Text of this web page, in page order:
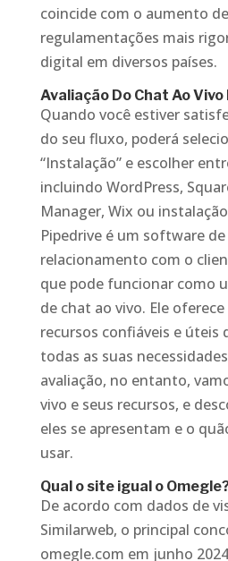
coincide com o aumento
regulamentações mais
digital em diversos países.
Avaliação Do Chat Ao
Quando você estiver
do seu fluxo, poderá
“Instalação” e escolher
incluindo WordPress,
Manager, Wix ou
Pipedrive é um software
relacionamento com o
que pode funcionar como
de chat ao vivo. Ele
recursos confiáveis e úteis
todas as suas
avaliação, no entanto,
vivo e seus recursos, e
eles se apresentam e o
usar.
Qual o site igual o
De acordo com dados de
Similarweb, o principal
omegle.com em junho